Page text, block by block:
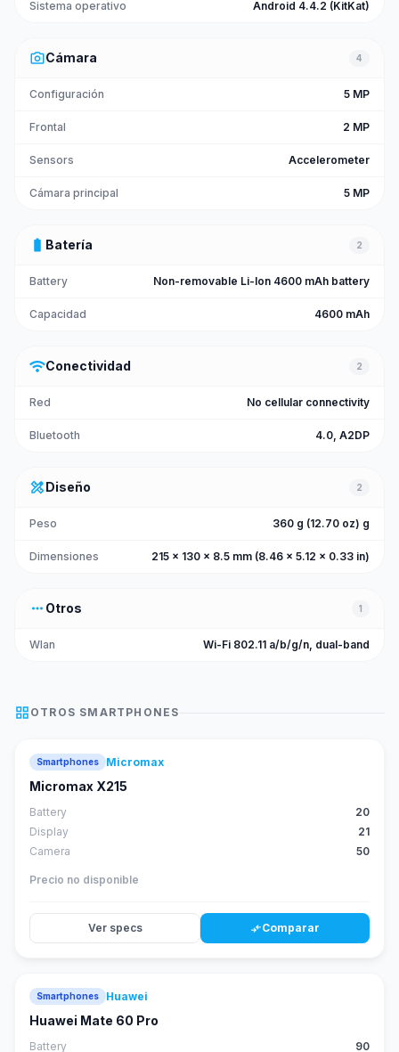
Sistema operativo Android 4.4.2 (KitKat)
photo_cameraCámara 4
Configuración 5 MP
Frontal 2 MP
Sensors Accelerometer
Cámara principal 5 MP
battery_full Batería 2
Battery Non-removable Li-Ion 4600 mAh battery
Capacidad 4600 mAh
wifiConectividad 2
Red No cellular connectivity
Bluetooth 4.0, A2DP
design_servicesDiseño 2
Peso 360 g (12.70 oz) g
Dimensiones 215 x 130 x 8.5 mm (8.46 x 5.12 x 0.33 in)
more_horiz Otros 1
Wlan Wi-Fi 802.11 a/b/g/n, dual-band
grid_view OTROS SMARTPHONES
Smartphones Micromax
Micromax X215
Battery
20
Display
21
Camera
50
Precio no disponible
Ver specs compare_arrowsComparar
Smartphones Huawei
Huawei Mate 60 Pro
Battery 90